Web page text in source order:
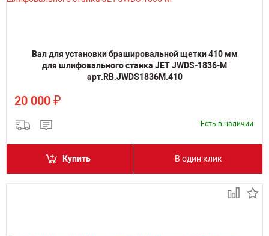
Вал для установки брашировальной щетки 410 мм
для шлифовального станка JET JWDS-1836-M
арт.RB.JWDS1836M.410
20 000 ₽
Есть в наличии
Купить В один клик